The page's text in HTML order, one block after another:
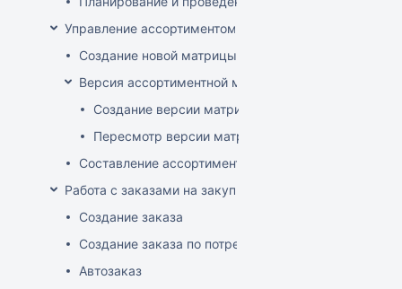
Управление ассортиментом магазинов
Создание новой матрицы
Версия ассортиментной матрицы
Создание версии матрицы
Пересмотр версии матрицы
Составление ассортимента магазина
Работа с заказами на закупку
Создание заказа
Создание заказа по потребностям
Автозаказ